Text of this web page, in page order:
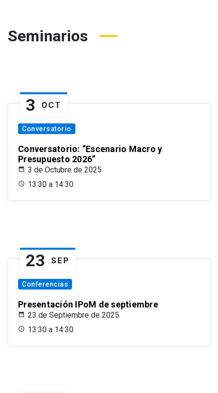
Seminarios
3 OCT
Conversatorio
Conversatorio: “Escenario Macro y
Presupuesto 2026”
3 de Octubre de 2025
13:30 a 14:30
23 SEP
Conferencias
Presentación IPoM de septiembre
23 de Septiembre de 2025
13:30 a 14:30